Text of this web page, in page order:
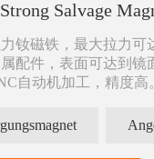
Salvage
钕磁铁，最大拉力可
配件，表面可达到镜
自动机加工，精度高
市面上所有挂钩、登